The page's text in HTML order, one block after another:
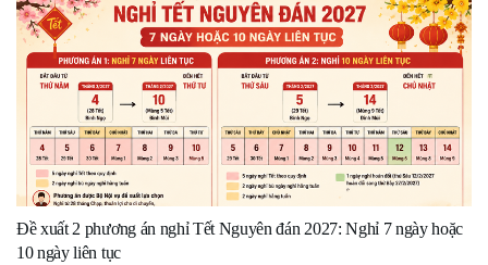
Đề xuất 2 phương án nghỉ Tết Nguyên đán 2027: Nghỉ 7 ngày hoặc
10 ngày liên tục